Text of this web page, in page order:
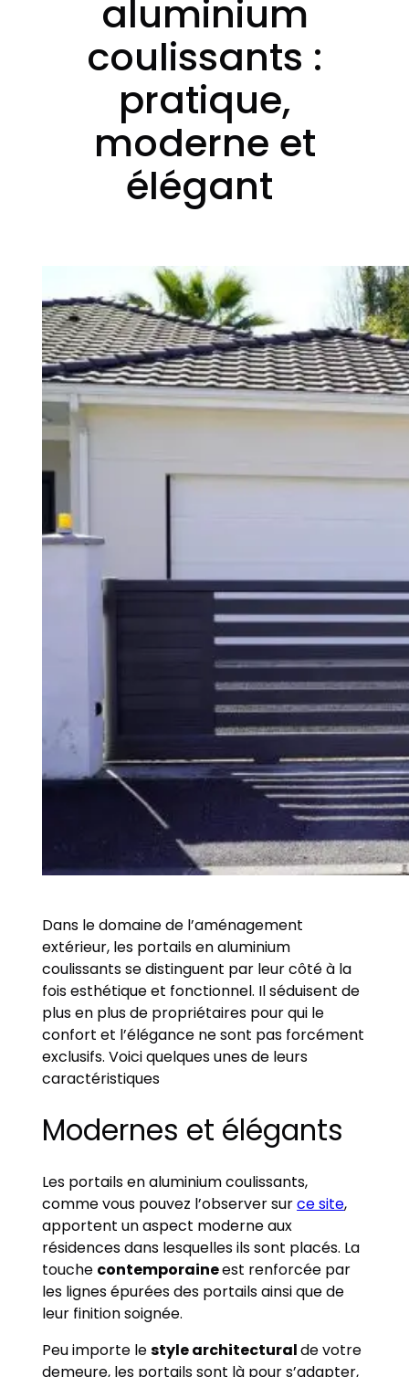
aluminium
coulissants :
pratique,
moderne et
élégant
Dans le domaine de l’aménagement
extérieur, les portails en aluminium
coulissants se distinguent par leur côté à la
fois esthétique et fonctionnel. Il séduisent de
plus en plus de propriétaires pour qui le
confort et l’élégance ne sont pas forcément
exclusifs. Voici quelques unes de leurs
caractéristiques
Modernes et élégants
Les portails en aluminium coulissants,
comme vous pouvez l’observer surce site,
apportent un aspect moderne aux
résidences dans lesquelles ils sont placés. La
touche contemporaineest renforcée par
les lignes épurées des portails ainsi que de
leur finition soignée.
Peu importe lestyle architecturalde votre
demeure, les portails sont là pour s’adapter,